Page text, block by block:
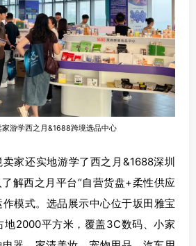
家游学西之月&1688跨境选品中心
家还实地游学了西之月&1688深圳
解西之月平台“自营货盘+柔性供应
模式。选品展示中心位于坂田雅宝
地2000平方米，覆盖3C数码、小家